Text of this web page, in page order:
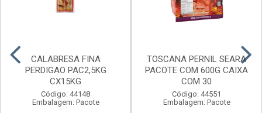
CALABRESA FINA
PERDIGAO PAC2,5KG
CX15KG
Código: 44148
Embalagem: Pacote
TOSCANA PERNIL SEARA
PACOTE COM 600G CAIXA
COM 30
Código: 44551
Embalagem: Pacote